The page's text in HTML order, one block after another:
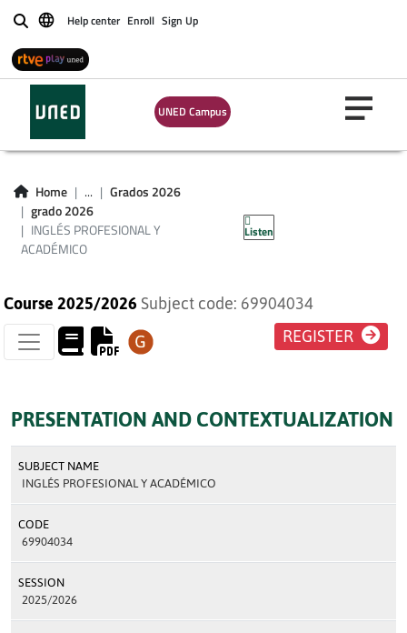
BuscarHelp center Enroll Sign Up
UNED Campus
Home ...
Grados 2026
grado 2026
INGLÉS PROFESIONAL Y
ACADÉMICO
Listen
INGLÉS
PROFESIONAL Y
ACADÉMICO
Course 2025/2026 Subject code: 69904034
REGISTER
PRESENTATION AND CONTEXTUALIZATION
SUBJECT NAME
INGLÉS PROFESIONAL Y ACADÉMICO
CODE
69904034
SESSION
2025/2026